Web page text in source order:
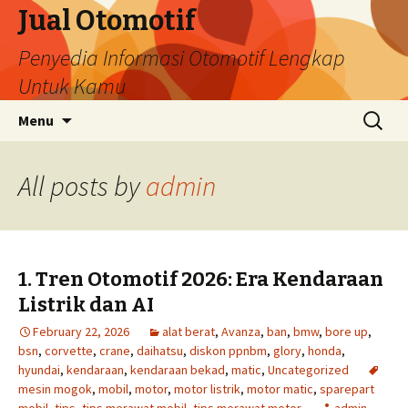
Jual Otomotif
Penyedia Informasi Otomotif Lengkap
Untuk Kamu
Menu
Search
for:
All posts byadmin
1. Tren Otomotif 2026: Era Kendaraan
Listrik dan AI
February 22, 2026 alat berat, Avanza, ban, bmw, bore up,
bsn, corvette, crane, daihatsu, diskon ppnbm, glory, honda,
hyundai, kendaraan, kendaraan bekad, matic, Uncategorized
mesin mogok, mobil, motor, motor listrik, motor matic, sparepart